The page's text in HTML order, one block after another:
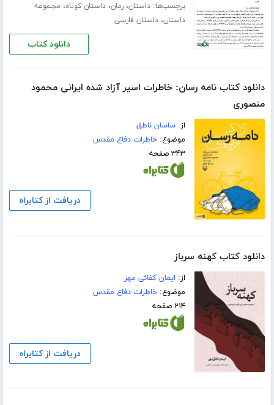
برچسب‌ها:داستان،رمان،داستان کوتاه، مجموعه
داستان،داستان فارسی
دانلود کتاب
دانلود کتاب نامه رسان: خاطرات اسیر آزاد شده ایرانی محمود
منصوری
از:ساسان ناطق
موضوع:خاطرات دفاع مقدس
۳۴۳ صفحه
دریافت از کتابراه
دانلود کتاب کهنه سرباز
از: ایمان کفائی مهر
موضوع:خاطرات دفاع مقدس
۲۱۴ صفحه
دریافت از کتابراه